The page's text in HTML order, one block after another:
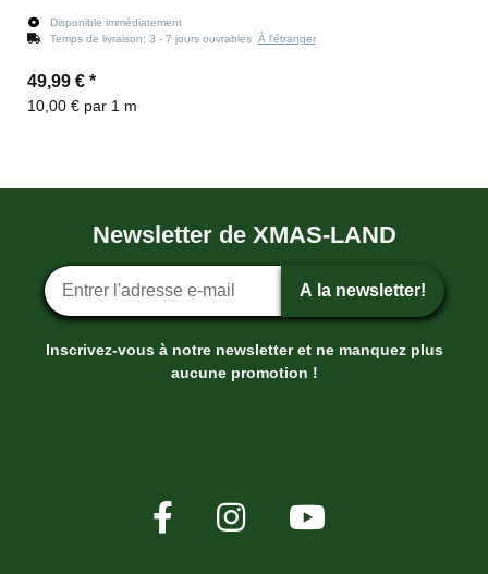
Disponible immédiatement
Temps de livraison: 3 - 7 jours ouvrables À l'étranger
49,99 € *
10,00 € par 1 m
Newsletter de XMAS-LAND
Inscription ? la newsletter
A la newsletter!
Inscrivez-vous à notre newsletter et ne manquez plus
aucune promotion !